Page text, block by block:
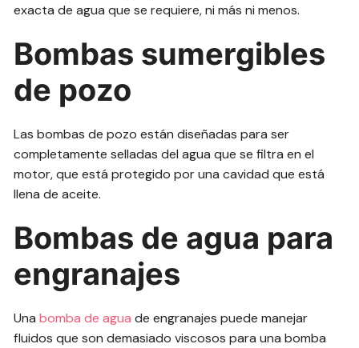
exacta de agua que se requiere, ni más ni menos.
Bombas sumergibles
de pozo
Las bombas de pozo están diseñadas para ser
completamente selladas del agua que se filtra en el
motor, que está protegido por una cavidad que está
llena de aceite.
Bombas de agua para
engranajes
Unabomba de agua de engranajes puede manejar
fluidos que son demasiado viscosos para una bomba